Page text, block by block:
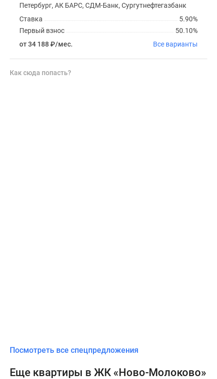
Петербург, АК БАРС, СДМ-Банк, Сургутнефтегазбанк
5.90%
Ставка
50.10%
Первый взнос
от 34 188₽/мес. Все варианты
Как сюда попасть?
Посмотреть все спецпредложения
Еще квартиры в ЖК «Ново-Молоково»